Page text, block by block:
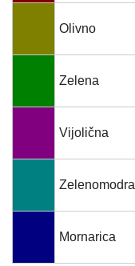
Olivno
Zelena
Vijolična
Zelenomodra
Mornarica